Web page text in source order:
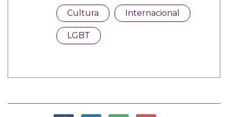
Cultura Internacional
LGBT